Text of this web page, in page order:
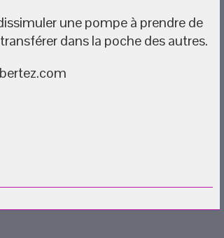
une pompe à prendre de
dans la poche des autres.